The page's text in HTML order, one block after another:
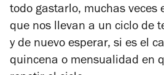
todo gastarlo, muchas veces
que nos llevan a un ciclo de
y de nuevo esperar, si es el
quincena o mensualidad en